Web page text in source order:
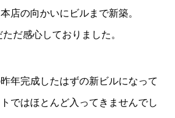
店の向かいにビルまで新築。
だ感心しておりました。
年完成したはずの新ビルになって
ではほとんど入ってきませんでし